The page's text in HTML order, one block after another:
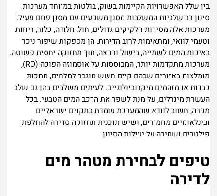
בין שלל האפשרויות הקיימות בשוק, בולטות במיוחד מערכות
סינון רב־שלביות המשלבות מסנן משקעים עם מסנן פחם פעיל.
מערכות אלה מסירות חלקיקים גדולים, חול, חלודה, כלור, ריחות
וטעמי לוואי, ומתאימות לרוב הדירות. הן מספקות שיפור ניכר
באיכות המים לשתייה, בישול ורחצה, תוך תחזוקה יחסית פשוטה.
מערכות מתקדמות יותר, המבוססות על אוסמוזה הפוכה (RO),
מומלצות באזורים שבהם קיים חשש מוגבר למלחים, מתכות
כבדות או מזהמים מיקרוביולוגיים. לעיתים משלבים בהן גם שלב
העשרת מינרלים, על מנת לשפר את הרכב המים הטבעי. בכל
מקרה, חשוב לוודא שהמערכת עומדת בתקנים ישראליים
ובינלאומיים מחמירים, ושיש תוכנית תחזוקה סדירה להחלפת
פילטרים ושמירה על יעילות הסינון.
טיפים לבחירת מטהר מים
לדירה